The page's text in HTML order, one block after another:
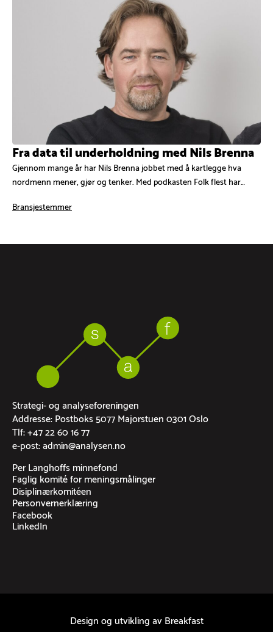
Fra data til underholdning med Nils Brenna
Gjennom mange år har Nils Brenna jobbet med å kartlegge hva
nordmenn mener, gjør og tenker. Med podkasten Folk flest har…
Bransjestemmer
Strategi- og analyseforeningen
Addresse: Postboks 5077 Majorstuen 0301 Oslo
Tlf: +47 22 60 16 77
e-post: admin@analysen.no
Per Langhoffs minnefond
Faglig komité for meningsmålinger
Disiplinærkomitéen
Personvernerklæring
Facebook
LinkedIn
Design og utvikling avBreakfast